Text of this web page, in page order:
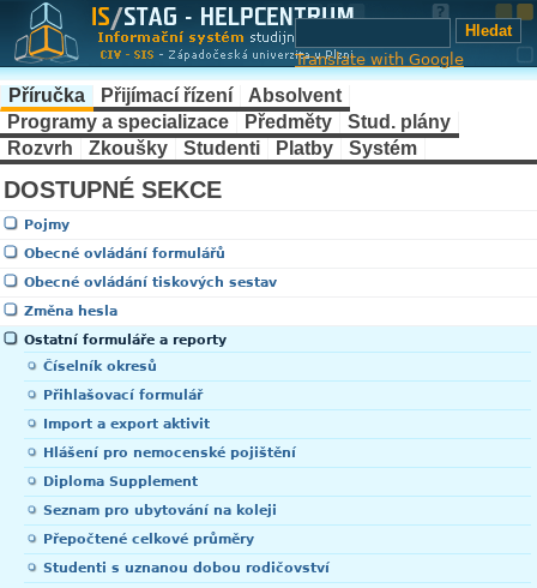
Translate with Google
Příručka Přijímací řízení
Absolvent
Programy a specializace
Předměty
Stud. plány
Rozvrh
Zkoušky Studenti Platby Systém
DOSTUPNÉ SEKCE
Pojmy
Obecné ovládání formulářů
Obecné ovládání tiskových sestav
Změna hesla
Ostatní formuláře a reporty
Číselník okresů
Přihlašovací formulář
Import a export aktivit
Hlášení pro nemocenské pojištění
Diploma Supplement
Seznam pro ubytování na koleji
Přepočtené celkové průměry
Studenti s uznanou dobou rodičovství